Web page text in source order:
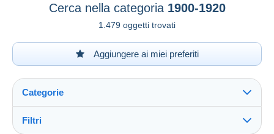
Cerca nella categoria 1900-1920
1.479 oggetti trovati
Aggiungere ai miei preferiti
Categorie
Filtri